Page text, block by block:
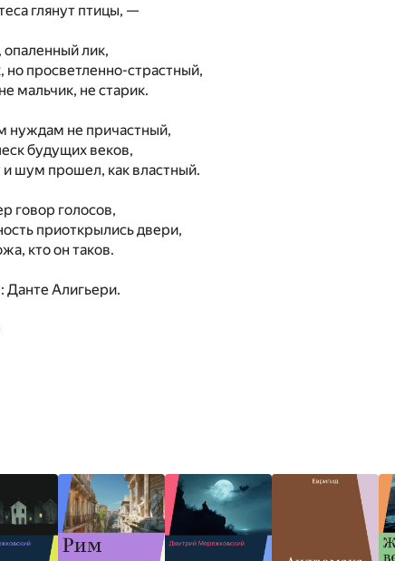
глянут птицы, —
лик,
просветленно-страстный,
мальчик, не старик.
нуждам не причастный,
будущих веков,
и шум прошел, как властный.
говор голосов,
приоткрылись двери,
кто он таков.
Данте Алигьери.